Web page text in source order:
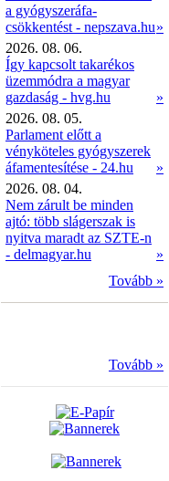
a gyógyszeráfa-
csökkentést - nepszava.hu»
2026. 08. 06.
Így kapcsolt takarékos
üzemmódra a magyar
gazdaság - hvg.hu
»
2026. 08. 05.
Parlament előtt a
vényköteles gyógyszerek
áfamentesítése - 24.hu
»
2026. 08. 04.
Nem zárult be minden
ajtó: több slágerszak is
nyitva maradt az SZTE-n
- delmagyar.hu
»
Tovább »
Tovább »